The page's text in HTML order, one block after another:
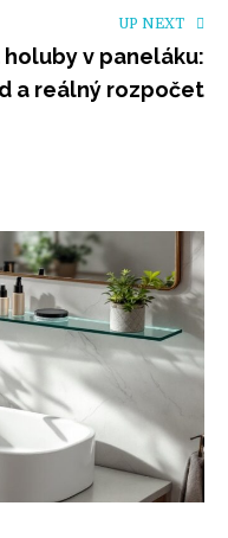
UP NEXT
v paneláku:
a reálný rozpočet